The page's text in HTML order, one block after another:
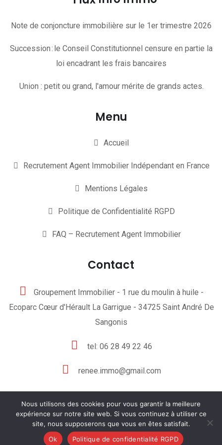
Note de conjoncture immobilière sur le 1er trimestre 2026
Succession : le Conseil Constitutionnel censure en partie la
loi encadrant les frais bancaires
Union : petit ou grand, l'amour mérite de grands actes.
Menu
Accueil
Recrutement Agent Immobilier Indépendant en France
Mentions Légales
Politique de Confidentialité RGPD
FAQ – Recrutement Agent Immobilier
Contact
Groupement Immobilier - 1 rue du moulin à huile -
Ecoparc Cœur d'Hérault La Garrigue - 34725 Saint André De
Sangonis
tel: 06 28 49 22 46
renee.immo@gmail.com
© 2025Groupement Immobilier
Nous utilisons des cookies pour vous garantir la meilleure
expérience sur notre site web. Si vous continuez à utiliser ce
site, nous supposerons que vous en êtes satisfait.
Ok
Politique de confidentialité RGPD